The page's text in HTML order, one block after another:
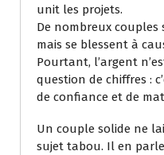
unit les projets.
De nombreux couples
mais se blessent à
Pourtant, l’argent
question de chiffres :
de confiance et de
Un couple solide ne
sujet tabou. Il en